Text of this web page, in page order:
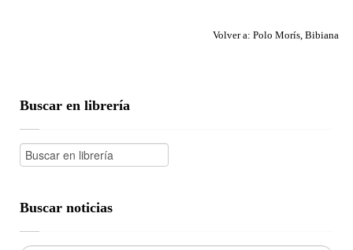
Volver a: Polo Morís, Bibiana
Buscar en librería
Buscar noticias